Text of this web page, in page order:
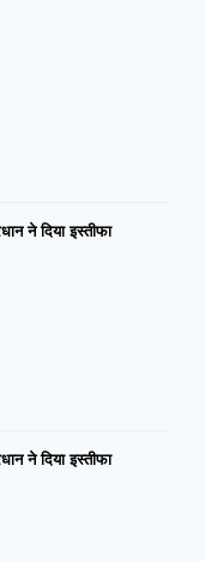
ने दिया इस्तीफा
ने दिया इस्तीफा